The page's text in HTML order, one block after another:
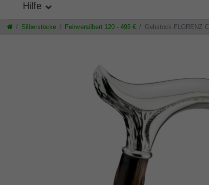
Hilfe
Silberstöcke Feinversilbert 120 - 495 € Gehstock FLORENZ